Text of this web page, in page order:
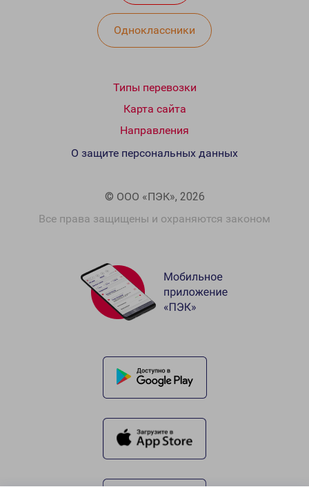
Одноклассники
Типы перевозки
Карта сайта
Направления
© ООО «ПЭК», 2026
Все права защищены и охраняются законом
О защите персональных данных